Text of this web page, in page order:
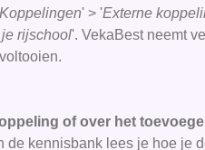
Koppelingen' > 'Externe
rijschool'. VekaBest neemt
of over het
de kennisbank lees je hoe je